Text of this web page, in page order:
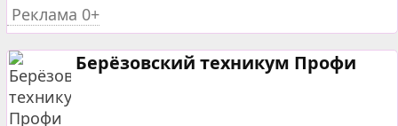
Реклама 0+
Берёзовский техникум Профи